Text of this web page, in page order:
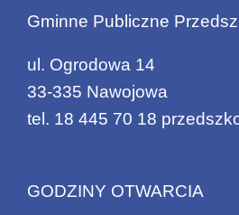
Gminne Publiczne
ul. Ogrodowa 14
33-335 Nawojowa
tel. 18 445 70 18
GODZINY OTWARCIA